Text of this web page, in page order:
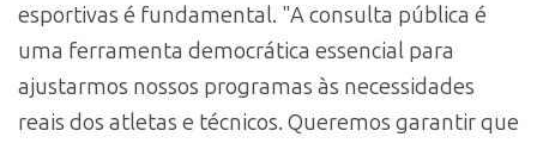
esportivas é fundamental. "A consulta pública é
uma ferramenta democrática essencial para
ajustarmos nossos programas às necessidades
reais dos atletas e técnicos. Queremos garantir que